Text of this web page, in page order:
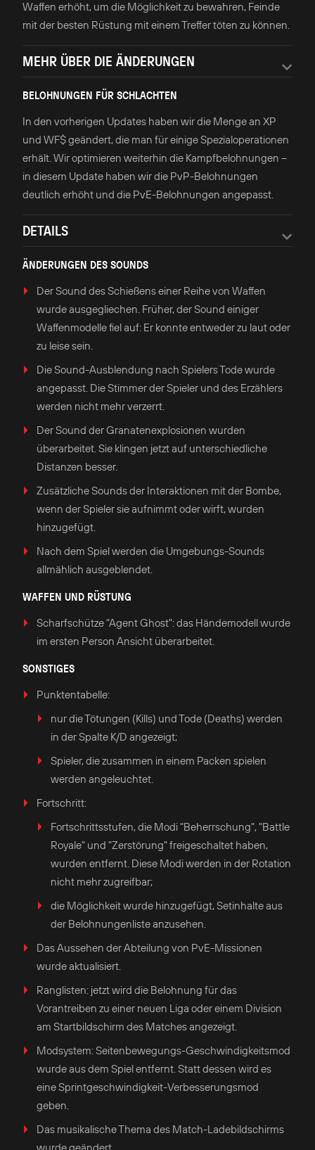
Waffen erhöht, um die Möglichkeit zu bewahren, Feinde
mit der besten Rüstung mit einem Treffer töten zu können.
MEHR ÜBER DIE ÄNDERUNGEN
BELOHNUNGEN FÜR SCHLACHTEN
In den vorherigen Updates haben wir die Menge an XP
und WF$ geändert, die man für einige Spezialoperationen
erhält. Wir optimieren weiterhin die Kampfbelohnungen –
in diesem Update haben wir die PvP-Belohnungen
deutlich erhöht und die PvE-Belohnungen angepasst.
DETAILS
ÄNDERUNGEN DES SOUNDS
Der Sound des Schießens einer Reihe von Waffen
wurde ausgegliechen. Früher, der Sound einiger
Waffenmodelle fiel auf: Er konnte entweder zu laut oder
zu leise sein.
Die Sound-Ausblendung nach Spielers Tode wurde
angepasst. Die Stimmer der Spieler und des Erzählers
werden nicht mehr verzerrt.
Der Sound der Granatenexplosionen wurden
überarbeitet. Sie klingen jetzt auf unterschiedliche
Distanzen besser.
Zusätzliche Sounds der Interaktionen mit der Bombe,
wenn der Spieler sie aufnimmt oder wirft, wurden
hinzugefügt.
Nach dem Spiel werden die Umgebungs-Sounds
allmählich ausgeblendet.
WAFFEN UND RÜSTUNG
Scharfschütze "Agent Ghost": das Händemodell wurde
im ersten Person Ansicht überarbeitet.
SONSTIGES
Punktentabelle:
nur die Tötungen (Kills) und Tode (Deaths) werden
in der Spalte K/D angezeigt;
Spieler, die zusammen in einem Packen spielen
werden angeleuchtet.
Fortschritt:
Fortschrittsstufen, die Modi "Beherrschung", "Battle
Royale" und "Zerstörung" freigeschaltet haben,
wurden entfernt. Diese Modi werden in der Rotation
nicht mehr zugreifbar;
die Möglichkeit wurde hinzugefügt, Setinhalte aus
der Belohnungenliste anzusehen.
Das Aussehen der Abteilung von PvE-Missionen
wurde aktualisiert.
Ranglisten: jetzt wird die Belohnung für das
Vorantreiben zu einer neuen Liga oder einem Division
am Startbildschirm des Matches angezeigt.
Modsystem: Seitenbewegungs-Geschwindigkeitsmod
wurde aus dem Spiel entfernt. Statt dessen wird es
eine Sprintgeschwindigkeit-Verbesserungsmod
geben.
Das musikalische Thema des Match-Ladebildschirms